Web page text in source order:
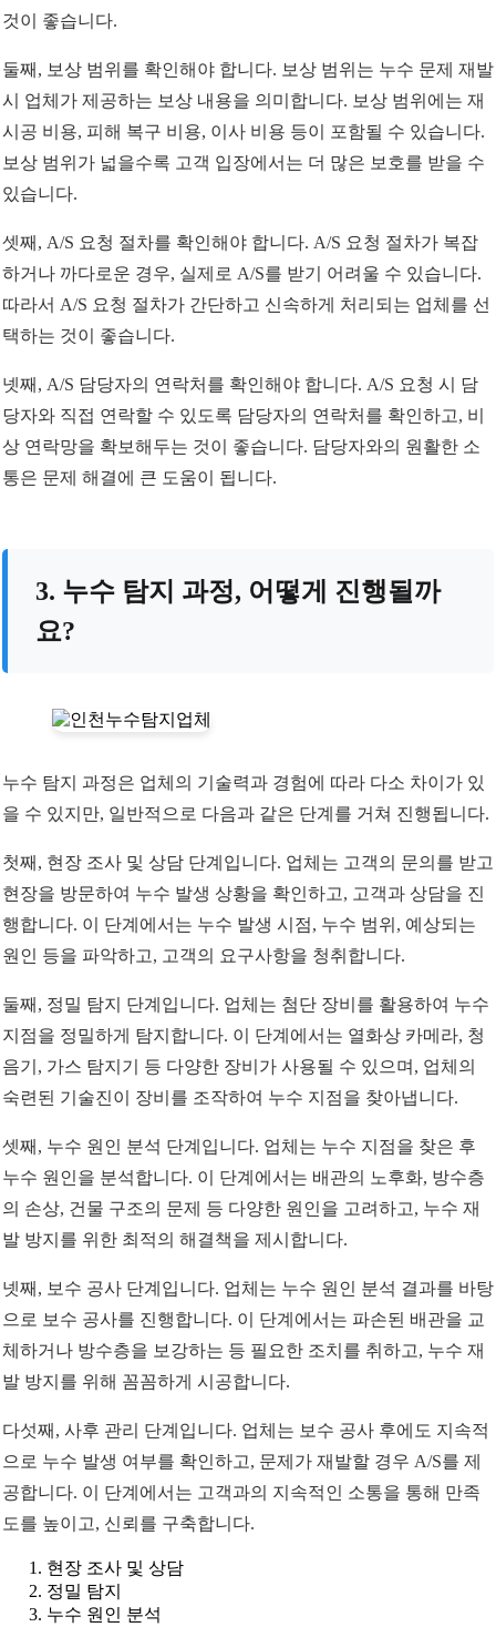
것이 좋습니다.
둘째, 보상 범위를 확인해야 합니다. 보상 범위는 누수 문제 재발
시 업체가 제공하는 보상 내용을 의미합니다. 보상 범위에는 재
시공 비용, 피해 복구 비용, 이사 비용 등이 포함될 수 있습니다.
보상 범위가 넓을수록 고객 입장에서는 더 많은 보호를 받을 수
있습니다.
셋째, A/S 요청 절차를 확인해야 합니다. A/S 요청 절차가 복잡
하거나 까다로운 경우, 실제로 A/S를 받기 어려울 수 있습니다.
따라서 A/S 요청 절차가 간단하고 신속하게 처리되는 업체를 선
택하는 것이 좋습니다.
넷째, A/S 담당자의 연락처를 확인해야 합니다. A/S 요청 시 담
당자와 직접 연락할 수 있도록 담당자의 연락처를 확인하고, 비
상 연락망을 확보해두는 것이 좋습니다. 담당자와의 원활한 소
통은 문제 해결에 큰 도움이 됩니다.
3. 누수 탐지 과정, 어떻게 진행될까
요?
누수 탐지 과정은 업체의 기술력과 경험에 따라 다소 차이가 있
을 수 있지만, 일반적으로 다음과 같은 단계를 거쳐 진행됩니다.
첫째, 현장 조사 및 상담 단계입니다. 업체는 고객의 문의를 받고
현장을 방문하여 누수 발생 상황을 확인하고, 고객과 상담을 진
행합니다. 이 단계에서는 누수 발생 시점, 누수 범위, 예상되는
원인 등을 파악하고, 고객의 요구사항을 청취합니다.
둘째, 정밀 탐지 단계입니다. 업체는 첨단 장비를 활용하여 누수
지점을 정밀하게 탐지합니다. 이 단계에서는 열화상 카메라, 청
음기, 가스 탐지기 등 다양한 장비가 사용될 수 있으며, 업체의
숙련된 기술진이 장비를 조작하여 누수 지점을 찾아냅니다.
셋째, 누수 원인 분석 단계입니다. 업체는 누수 지점을 찾은 후
누수 원인을 분석합니다. 이 단계에서는 배관의 노후화, 방수층
의 손상, 건물 구조의 문제 등 다양한 원인을 고려하고, 누수 재
발 방지를 위한 최적의 해결책을 제시합니다.
넷째, 보수 공사 단계입니다. 업체는 누수 원인 분석 결과를 바탕
으로 보수 공사를 진행합니다. 이 단계에서는 파손된 배관을 교
체하거나 방수층을 보강하는 등 필요한 조치를 취하고, 누수 재
발 방지를 위해 꼼꼼하게 시공합니다.
다섯째, 사후 관리 단계입니다. 업체는 보수 공사 후에도 지속적
으로 누수 발생 여부를 확인하고, 문제가 재발할 경우 A/S를 제
공합니다. 이 단계에서는 고객과의 지속적인 소통을 통해 만족
도를 높이고, 신뢰를 구축합니다.
현장 조사 및 상담
정밀 탐지
누수 원인 분석